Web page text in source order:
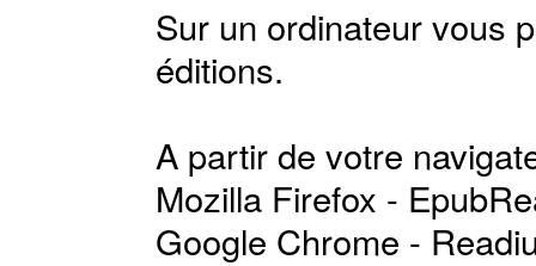
Sur un ordinateur vous
éditions.
A partir de votre
Mozilla Firefox -
Google Chrome -